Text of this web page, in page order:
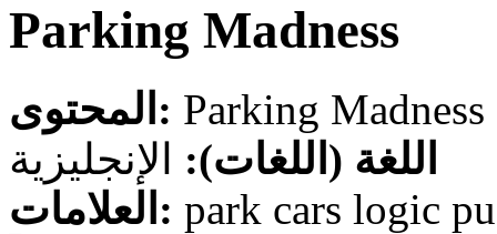
Parking Madness
المحتوى:
اللغة (اللغات): الإنجليزية
العلامات: park cars logic